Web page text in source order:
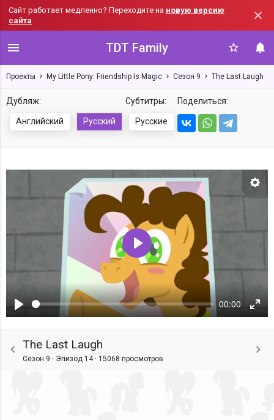
Сайт работает медленно? Переходите на новую версию
сайта
TDT Family
Проекты My Little Pony: Friendship Is Magic Сезон 9 The Last Laugh
Дубляж:
Английский Русский
Субтитры:
Русские
Поделиться:
Воспроизвести
00:00
Воспроизвести
The Last Laugh
Сезон 9 · Эпизод 14 · 15068 просмотров